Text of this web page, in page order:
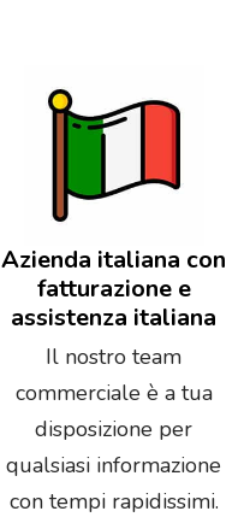
Azienda italiana con
fatturazione e
assistenza italiana
Il nostro team
commerciale è a tua
disposizione per
qualsiasi informazione
con tempi rapidissimi.